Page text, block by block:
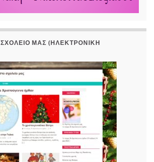
ΜΑΣ (ΗΛΕΚΤΡΟΝΙΚΉ